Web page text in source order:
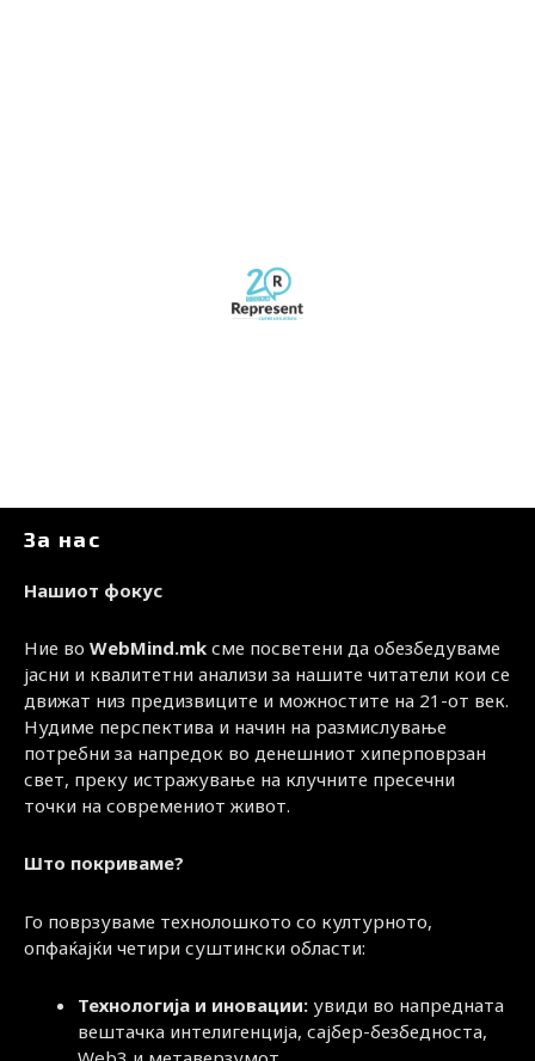
За нас
Нашиот фокус
Ние во WebMind.mk сме посветени да обезбедуваме
јасни и квалитетни анализи за нашите читатели кои се
движат низ предизвиците и можностите на 21-от век.
Нудиме перспектива и начин на размислување
потребни за напредок во денешниот хиперповрзан
свет, преку истражување на клучните пресечни
точки на современиот живот.
Што покриваме?
Го поврзуваме технолошкото со културното,
опфаќајќи четири суштински области:
Технологија и иновации: увиди во напредната
вештачка интелигенција, сајбер-безбедноста,